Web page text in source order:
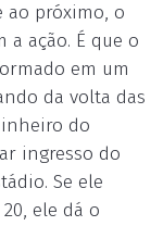
ao próximo, o
ação. É que o
em um
da volta das
do
ingresso do
Se ele
ele dá o